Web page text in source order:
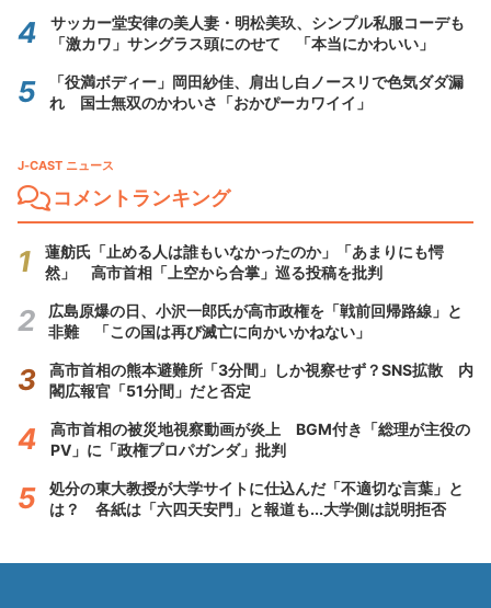
サッカー堂安律の美人妻・明松美玖、シンプル私服コーデも
「激カワ」サングラス頭にのせて 「本当にかわいい」
「役満ボディー」岡田紗佳、肩出し白ノースリで色気ダダ漏
れ 国士無双のかわいさ「おかぴーカワイイ」
J-CAST ニュース
コメントランキング
蓮舫氏「止める人は誰もいなかったのか」「あまりにも愕
然」 高市首相「上空から合掌」巡る投稿を批判
広島原爆の日、小沢一郎氏が高市政権を「戦前回帰路線」と
非難 「この国は再び滅亡に向かいかねない」
高市首相の熊本避難所「3分間」しか視察せず？SNS拡散 内
閣広報官「51分間」だと否定
高市首相の被災地視察動画が炎上 BGM付き「総理が主役の
PV」に「政権プロパガンダ」批判
処分の東大教授が大学サイトに仕込んだ「不適切な言葉」と
は？ 各紙は「六四天安門」と報道も...大学側は説明拒否